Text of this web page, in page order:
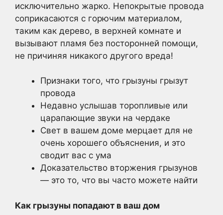
исключительно жарко. Непокрытые провода
соприкасаются с горючим материалом,
таким как дерево, в верхней комнате и
вызывают пламя без посторонней помощи,
не причиняя никакого другого вреда!
Признаки того, что грызуны грызут
провода
Недавно услышав торопливые или
царапающие звуки на чердаке
Свет в вашем доме мерцает для не
очень хорошего объяснения, и это
сводит вас с ума
Доказательство вторжения грызунов
— это то, что вы часто можете найти
Как грызуны попадают в ваш дом